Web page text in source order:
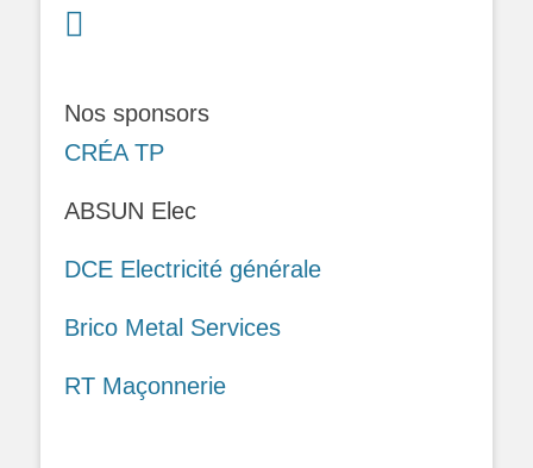
Nos sponsors
CRÉA TP
ABSUN Elec
DCE Electricité générale
Brico Metal Services
RT Maçonnerie